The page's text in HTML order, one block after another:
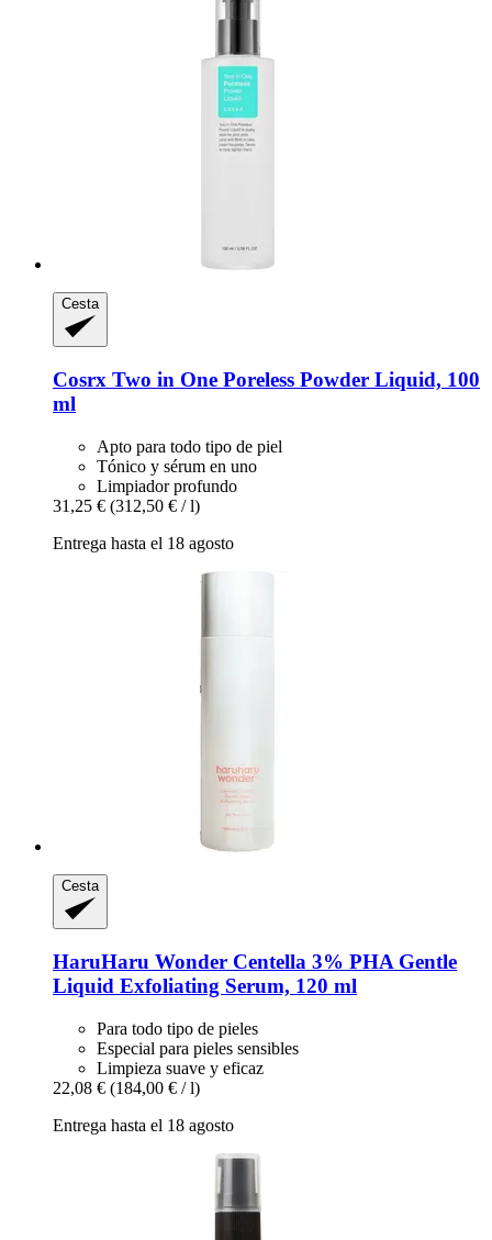
Cesta
Cosrx Two in One Poreless Powder Liquid, 100
ml
Apto para todo tipo de piel
Tónico y sérum en uno
Limpiador profundo
31,25 € (312,50 € / l)
Entrega hasta el 18 agosto
Cesta
HaruHaru Wonder Centella 3% PHA Gentle
Liquid Exfoliating Serum, 120 ml
Para todo tipo de pieles
Especial para pieles sensibles
Limpieza suave y eficaz
22,08 € (184,00 € / l)
Entrega hasta el 18 agosto